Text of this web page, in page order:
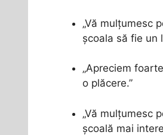
„Vă mulțumesc
școala să fie un
„Apreciem
o plăcere.”
„Vă mulțumesc
școală mai